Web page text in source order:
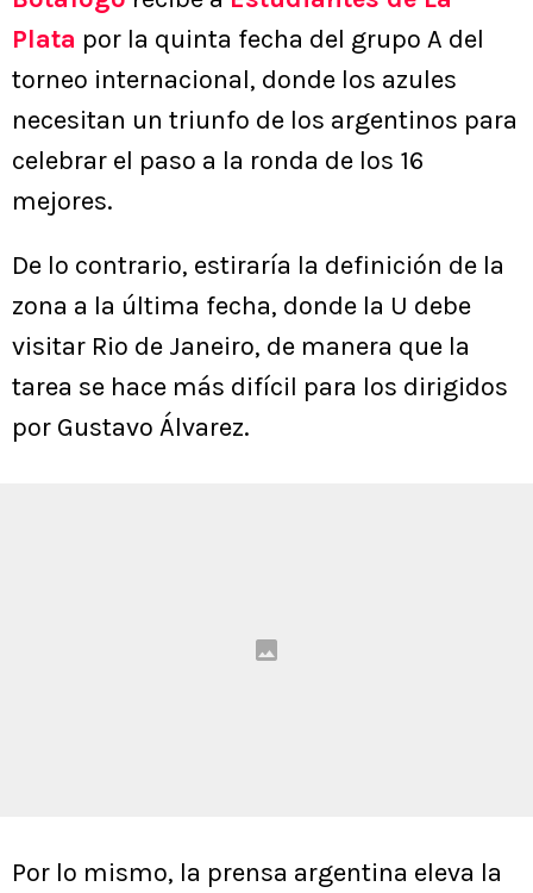
Plata por la quinta fecha del grupo A del
torneo internacional, donde los azules
necesitan un triunfo de los argentinos para
celebrar el paso a la ronda de los 16
mejores.
De lo contrario, estiraría la definición de la
zona a la última fecha, donde la U debe
visitar Rio de Janeiro, de manera que la
tarea se hace más difícil para los dirigidos
por Gustavo Álvarez.
Por lo mismo, la prensa argentina eleva la